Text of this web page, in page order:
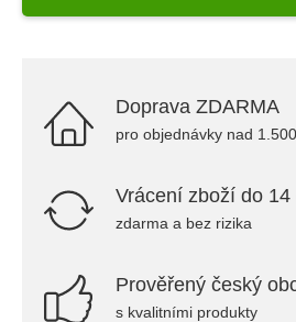
Doprava ZDARMA
pro objednávky nad
Vrácení zboží do 14
zdarma a bez rizika
Prověřený český
s kvalitními produkty